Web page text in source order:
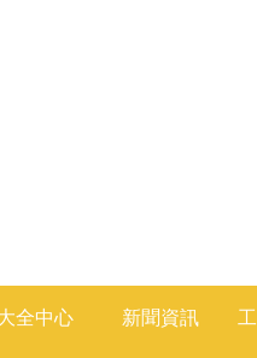
全中心 新聞資訊